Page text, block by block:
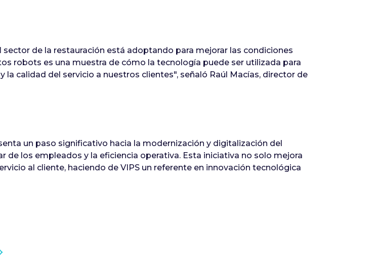
de la restauración está adoptando para mejorar las condiciones
robots es una muestra de cómo la tecnología puede ser utilizada para
calidad del servicio a nuestros clientes", señaló Raúl Macías, director de
un paso significativo hacia la modernización y digitalización del
de los empleados y la eficiencia operativa. Esta iniciativa no solo mejora
al cliente, haciendo de VIPS un referente en innovación tecnológica